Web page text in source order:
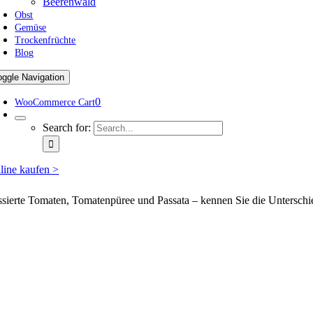
Obst
Gemüse
Trockenfrüchte
Blog
Navigation
WooCommerce Cart0
Search for:
kaufen >
Tomaten, Tomatenpüree und Passata – kennen Sie die